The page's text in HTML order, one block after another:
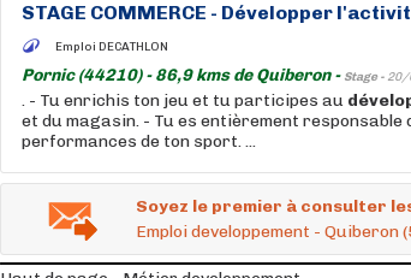
STAGE COMMERCE - Développer
Emploi DECATHLON
Pornic (44210) - 86,9 kms de Quiberon - Stage - 20/
. - Tu enrichis ton jeu et tu participes au
et du magasin. - Tu es entièrement responsable
performances de ton sport. ...
Soyez le premier à consulter
Emploi developpement - Quiberon